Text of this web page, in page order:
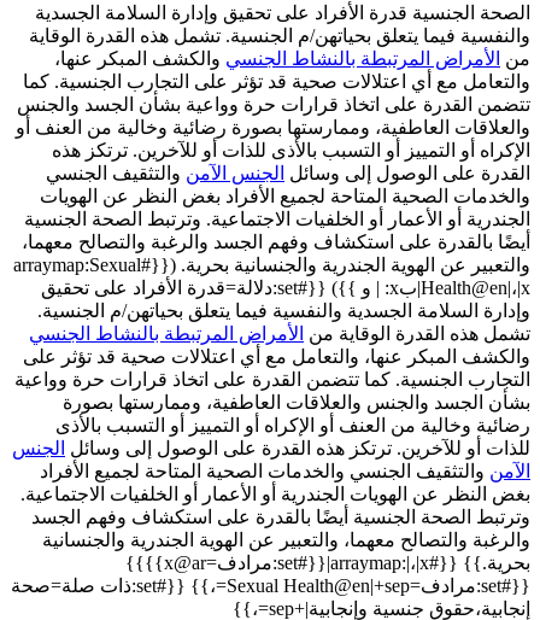
الصحة الجنسية قدرة الأفراد على تحقيق وإدارة السلامة الجسدية
والنفسية فيما يتعلق بحياتهن/م الجنسية. تشمل هذه القدرة الوقاية
من الأمراض المرتبطة بالنشاط الجنسي والكشف المبكر عنها،
والتعامل مع أي اعتلالات صحية قد تؤثر على التجارب الجنسية. كما
تتضمن القدرة على اتخاذ قرارات حرة وواعية بشأن الجسد والجنس
والعلاقات العاطفية، وممارستها بصورة رضائية وخالية من العنف أو
الإكراه أو التمييز أو التسبب بالأذى للذات أو للآخرين. ترتكز هذه
القدرة على الوصول إلى وسائل الجنس الآمن والتثقيف الجنسي
والخدمات الصحية المتاحة لجميع الأفراد بغض النظر عن الهويات
الجندرية أو الأعمار أو الخلفيات الاجتماعية. وترتبط الصحة الجنسية
أيضًا بالقدرة على استكشاف وفهم الجسد والرغبة والتصالح معهما،
والتعبير عن الهوية الجندرية والجنسانية بحرية. ({{#arraymap:Sexual
Health@en|،|x|بx: | و }}) {{#set:دلالة=قدرة الأفراد على تحقيق
وإدارة السلامة الجسدية والنفسية فيما يتعلق بحياتهن/م الجنسية.
تشمل هذه القدرة الوقاية من الأمراض المرتبطة بالنشاط الجنسي
والكشف المبكر عنها، والتعامل مع أي اعتلالات صحية قد تؤثر على
التجارب الجنسية. كما تتضمن القدرة على اتخاذ قرارات حرة وواعية
بشأن الجسد والجنس والعلاقات العاطفية، وممارستها بصورة
رضائية وخالية من العنف أو الإكراه أو التمييز أو التسبب بالأذى
للذات أو للآخرين. ترتكز هذه القدرة على الوصول إلى وسائل الجنس
الآمن والتثقيف الجنسي والخدمات الصحية المتاحة لجميع الأفراد
بغض النظر عن الهويات الجندرية أو الأعمار أو الخلفيات الاجتماعية.
وترتبط الصحة الجنسية أيضًا بالقدرة على استكشاف وفهم الجسد
والرغبة والتصالح معهما، والتعبير عن الهوية الجندرية والجنسانية
بحرية.}} {{#arraymap:|،|x|{{#set:مرادف=x@ar}}}}
{{#set:مرادف=Sexual Health@en|+sep=،}} {{#set:ذات صلة=صحة
إنجابية،حقوق جنسية وإنجابية|+sep=،}}